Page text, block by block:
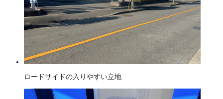
ロードサイドの入りやすい立地